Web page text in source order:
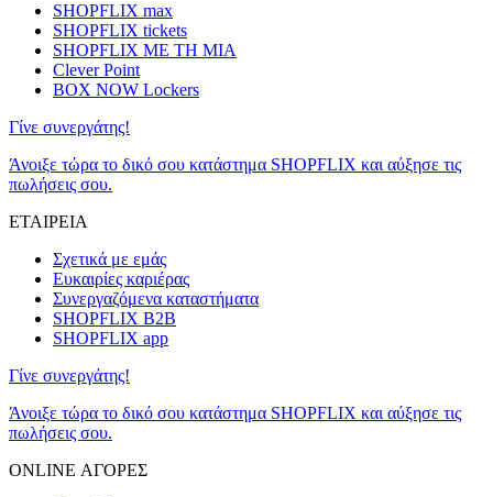
SHOPFLIX max
SHOPFLIX tickets
SHOPFLIX ΜΕ ΤΗ ΜΙΑ
Clever Point
BOX NOW Lockers
Γίνε συνεργάτης!
Άνοιξε τώρα το δικό σου κατάστημα SHOPFLIX και αύξησε τις
πωλήσεις σου.
ΕΤΑΙΡΕΙΑ
Σχετικά με εμάς
Ευκαιρίες καριέρας
Συνεργαζόμενα καταστήματα
SHOPFLIX B2B
SHOPFLIX app
Γίνε συνεργάτης!
Άνοιξε τώρα το δικό σου κατάστημα SHOPFLIX και αύξησε τις
πωλήσεις σου.
ONLINE ΑΓΟΡΕΣ